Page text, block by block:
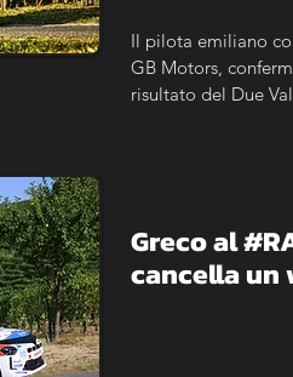
Il pilota emiliano
GB Motors,
risultato del Due
Greco al
cancella un